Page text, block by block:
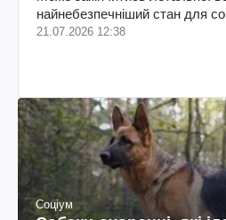
найнебезпечніший стан для
21.07.2026 12:38
Соціум